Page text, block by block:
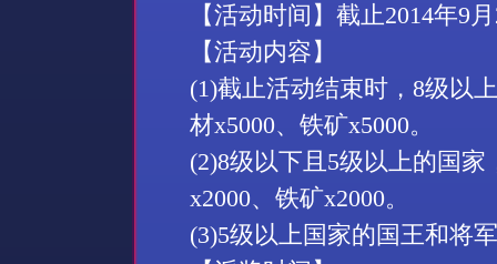
【活动时间】截止2014年9 月
【活动内容】
(1)截止活动结束时， 8级以
材x5000、铁矿x5000。
(2)8级以下且 5级以上的国家
x2000、铁矿x2000。
(3)5级以上国家的国王和将